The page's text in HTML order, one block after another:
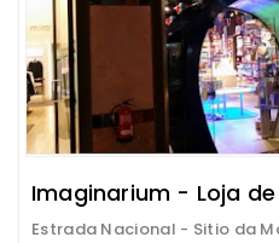
Imaginarium - Loja
Estrada Nacional - Sitio da